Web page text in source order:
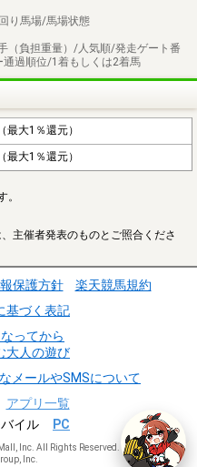
り馬場/馬場状態
（負担重量）/人気順/発走ゲート番
過順位/1着もしくは2着馬
（最大1％還元）
（最大1％還元）
。
主催者発表のものとご照合くださ
保護方針
楽天競馬規約
基づく表記
ってから
大人の遊び
メールやSMSについて
アプリ一覧
イル PC
Inc. All Rights Reserved.
Inc.